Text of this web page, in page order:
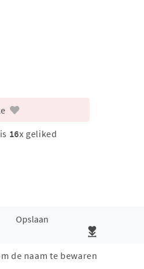
16x geliked
Opslaan
de naam te bewaren